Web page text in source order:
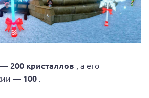
— 200 кристаллов
, а его
— 100